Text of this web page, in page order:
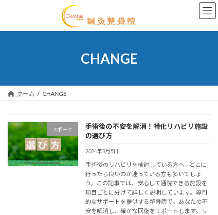
CHANGE
ホーム CHANGE
スポーツ
手術後の不安を解消！特化リハビリ施設
の選び方
2024年8月5日
手術後のリハビリを検討している方へ—どこに
行ったら良いのか迷っている方も多いでしょ
う。この記事では、安心して通院できる施設を
項目ごとに分けて詳しく説明しています。専門
的なサポートを提供する整骨院で、あなたの不
安を解消し、確かな回復をサポートします。リ